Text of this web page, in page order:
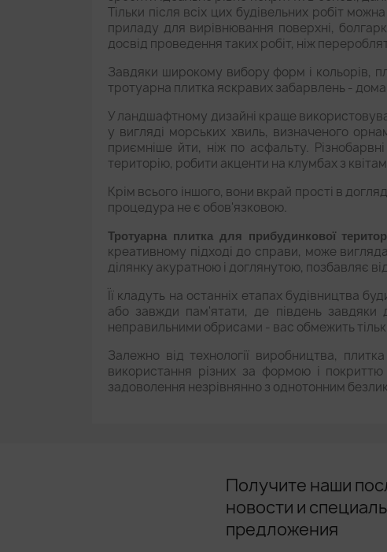
Тільки після всіх цих будівельних робіт
приладу для вирівнювання поверхні,
досвід проведення таких робіт, ніж
Завдяки широкому вибору форм і кольорів,
тротуарна плитка яскравих забарвлень -
У ландшафтному дизайні краще
у вигляді морських хвиль, визначеного
приємніше йти, ніж по асфальту.
територію, робити акценти на клумбах з
Крім всього іншого, вони вкрай прості в
процедура не є обов'язковою.
Тротуарна плитка для прибудинкової
креативному підході до справи, може
ділянку акуратною і доглянутою, позбавляє
Її кладуть на останніх етапах будівництва
або завжди пам'ятати, де південь завдяки
неправильними обрисами - вас обмежить
Залежно від технології виробництва,
використання різних за формою і
задоволення незрівнянно з однотонним
Получите наши
новости и
предложения